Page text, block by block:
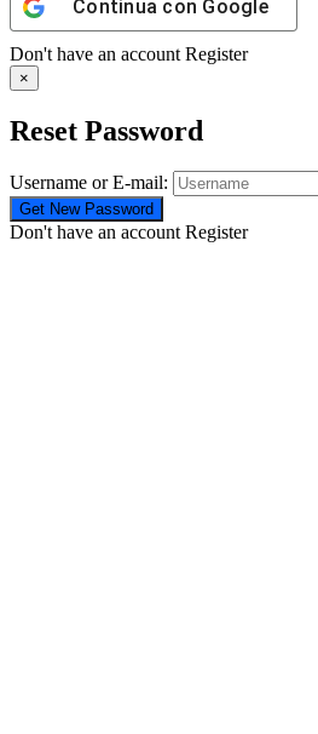
Continua con Google
Don't have an account Register
×
Reset Password
Username or E-mail:
Don't have an accountRegister